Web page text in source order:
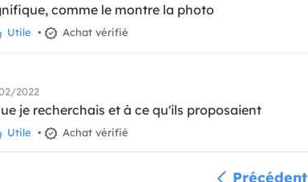
comme le montre la photo
Utile • Achat vérifié
2022
je recherchais et à ce qu'ils proposaient
Utile • Achat vérifié
Précédent